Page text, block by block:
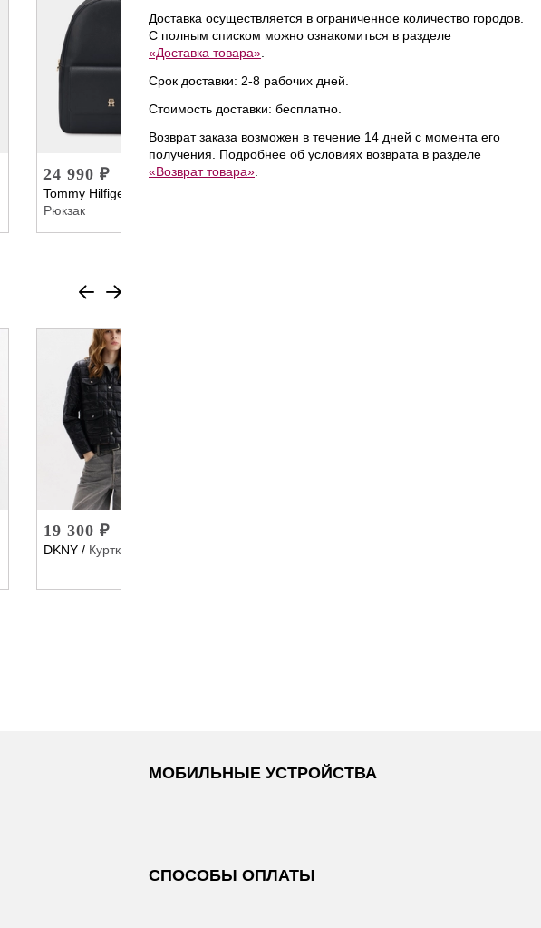
24 990 ₽
Tommy Hilfiger
Рюкзак
24 990 ₽
19 300 ₽
DKNY / Куртка
Доставка осуществляется в ограниченное количество городов.
С полным списком можно ознакомиться в разделе
«Доставка товара»
Срок доставки: 2-8 рабочих дней.
Стоимость доставки: бесплатно.
Возврат заказа возможен в течение 14 дней с момента его
получения. Подробнее об условиях возврата в разделе
«Возврат товара»
МОБИЛЬНЫЕ УСТРОЙСТВА
СПОСОБЫ ОПЛАТЫ